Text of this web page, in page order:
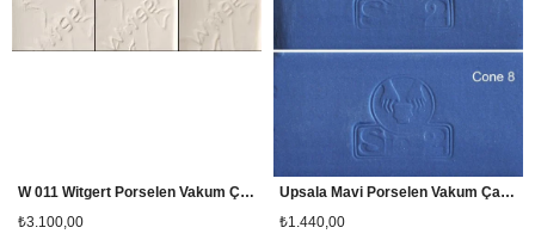
W 011 Witgert Porselen Vakum Çamuru (mont blanc 10kg)
₺3.100,00
Upsala Mavi Porselen Vakum Çamuru 5kg
₺1.440,00